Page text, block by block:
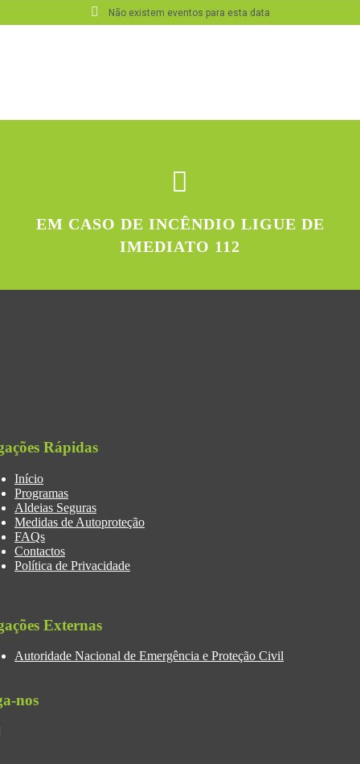
Não existem eventos para esta data
EM CASO DE INCÊNDIO LIGUE DE
IMEDIATO 112
Rápidas
Início
Programas
Aldeias Seguras
Medidas de Autoproteção
FAQs
Contactos
Política de Privacidade
Externas
Autoridade Nacional de Emergência e Proteção Civil
nos